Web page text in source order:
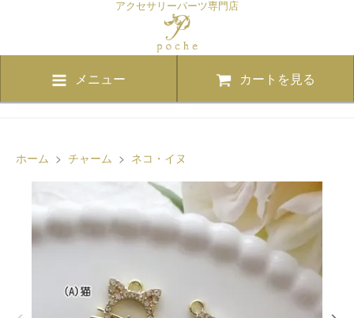
アクセサリーパーツ専門店
メニュー カートを見る
ホーム > チャーム > ネコ・イヌ